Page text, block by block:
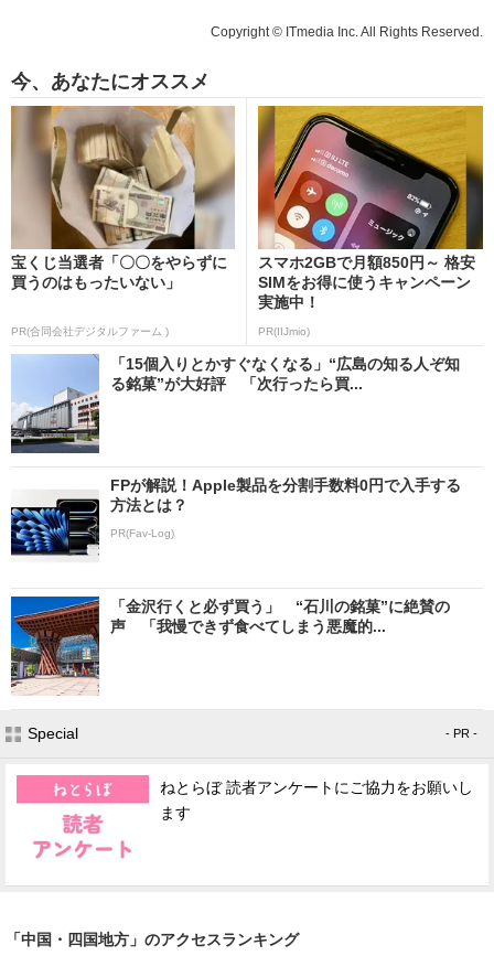
Copyright © ITmedia Inc. All Rights Reserved.
今、あなたにオススメ
宝くじ当選者「〇〇をやらずに
買うのはもったいない」
PR(合同会社デジタルファーム )
スマホ2GBで月額850円～ 格安
SIMをお得に使うキャンペーン
実施中！
PR(IIJmio)
「15個入りとかすぐなくなる」“広島の知る人ぞ知
る銘菓”が大好評 「次行ったら買...
FPが解説！Apple製品を分割手数料0円で入手する
方法とは？
PR(Fav-Log)
「金沢行くと必ず買う」 “石川の銘菓”に絶賛の
声 「我慢できず食べてしまう悪魔的...
Special - PR -
ねとらぼ 読者アンケートにご協力をお願いし
ます
「中国・四国地方」のアクセスランキング